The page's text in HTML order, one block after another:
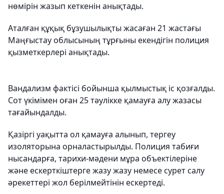
нөмірін жазып кеткенін анықтады.
Аталған құқық бұзушылықты жасаған 21 жастағы
Маңғыстау облысының тұрғыны екендігін полиция
қызметкерлері анықтады.
Вандализм фактісі бойынша қылмыстық іс қозғалды.
Сот үкімімен оған 25 тәулікке қамауға алу жазасы
тағайындалды.
Қазіргі уақытта ол қамауға алынып, тергеу
изоляторына орналастырылды. Полиция табиғи
нысандарға, тарихи-мәдени мұра объектілеріне
және ескерткіштерге жазу жазу немесе сурет салу
әрекеттері жол берілмейтінін ескертеді.